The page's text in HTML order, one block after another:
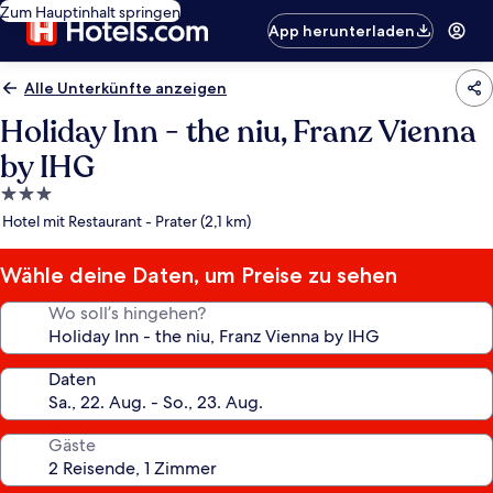
Zum Hauptinhalt springen
App herunterladen
Alle Unterkünfte anzeigen
Holiday Inn - the niu, Franz Vienna
by IHG
3.0-
Sterne-
Hotel mit Restaurant - Prater (2,1 km)
Wähle deine Daten, um Preise zu sehen
Wo soll’s hingehen?
Daten
Gäste